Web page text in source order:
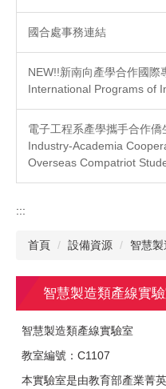
國合處事務連結
NEW!!新南向產學合作國
International Programs of
電子工程系產學攜手合作
Industry-Academia
Overseas Compatriot
:::
首頁 設備資源 智慧
智慧製造類產線實
智慧製造類產線實驗室
教室編號：C1107
本實驗室是由教育部產業菁